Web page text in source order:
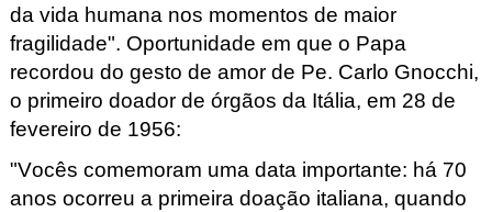
da vida humana nos momentos de maior
fragilidade". Oportunidade em que o Papa
recordou do gesto de amor de Pe. Carlo Gnocchi,
o primeiro doador de órgãos da Itália, em 28 de
fevereiro de 1956:
"Vocês comemoram uma data importante: há 70
anos ocorreu a primeira doação italiana, quando